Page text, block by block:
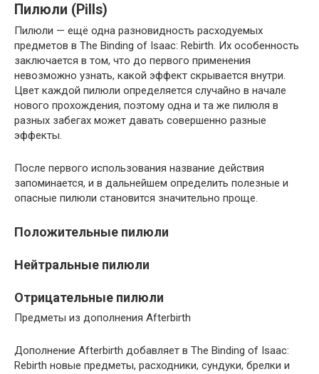
Пилюли (Pills)
Пилюли — ещё одна разновидность расходуемых
предметов в The Binding of Isaac: Rebirth. Их особенность
заключается в том, что до первого применения
невозможно узнать, какой эффект скрывается внутри.
Цвет каждой пилюли определяется случайно в начале
нового прохождения, поэтому одна и та же пилюля в
разных забегах может давать совершенно разные
эффекты.
После первого использования название действия
запоминается, и в дальнейшем определить полезные и
опасные пилюли становится значительно проще.
Положительные пилюли
Нейтральные пилюли
Отрицательные пилюли
Предметы из дополнения Afterbirth
Дополнение Afterbirth добавляет в The Binding of Isaac:
Rebirth новые предметы, расходники, сундуки, брелки и